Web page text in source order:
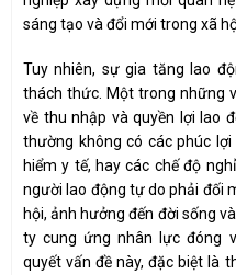
sáng tạo và đổi mới trong xã
Tuy nhiên, sự gia tăng lao
thách thức. Một trong những
về thu nhập và quyền lợi lao
thường không có các phúc
hiểm y tế, hay các chế độ
người lao động tự do phải đối
hội, ảnh hưởng đến đời sống
ty cung ứng nhân lực đóng
quyết vấn đề này, đặc biệt là